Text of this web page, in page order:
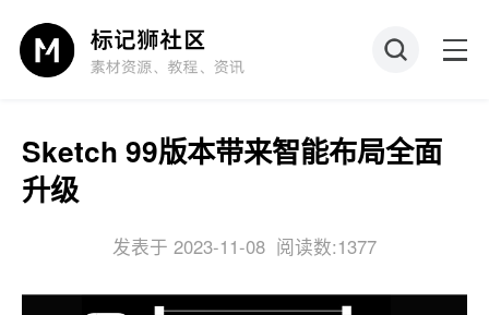
Sketch 99版本带来智能布局全面
升级
发表于 2023-11-08 阅读数:1377